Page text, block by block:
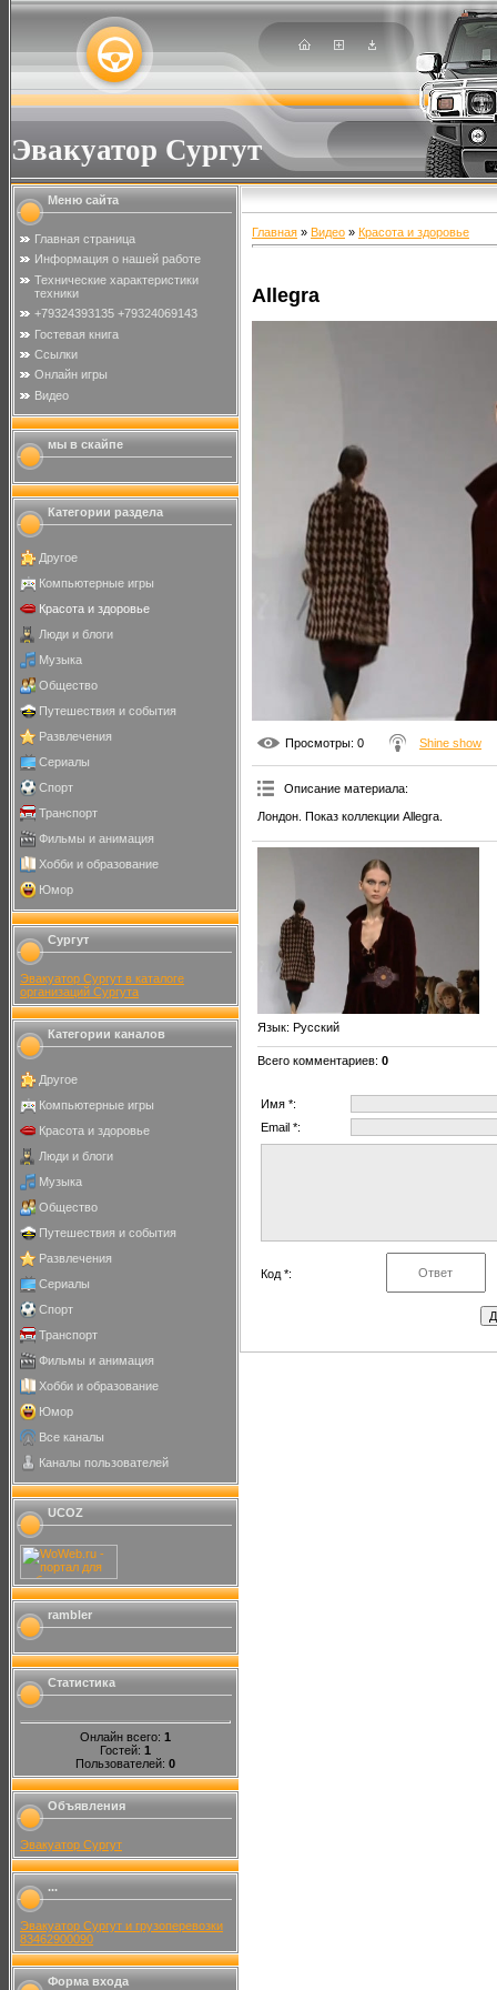
Эвакуатор Сургут
Меню сайта
Главная страница
Информация о нашей работе
Технические характеристики
техники
+79324393135 +79324069143
Гостевая книга
Ссылки
Онлайн игры
Видео
мы в скайпе
Категории раздела
Другое
Компьютерные игры
Красота и здоровье
Люди и блоги
Музыка
Общество
Путешествия и события
Развлечения
Сериалы
Спорт
Транспорт
Фильмы и анимация
Хобби и образование
Юмор
Сургут
Эвакуатор Сургут в каталоге
организаций Сургута
Категории каналов
Другое
Компьютерные игры
Красота и здоровье
Люди и блоги
Музыка
Общество
Путешествия и события
Развлечения
Сериалы
Спорт
Транспорт
Фильмы и анимация
Хобби и образование
Юмор
Все каналы
Каналы пользователей
UCOZ
rambler
Статистика
Онлайн всего: 1
Гостей: 1
Пользователей: 0
Объявления
Эвакуатор Сургут
...
Эвакуатор Сургут и грузоперевозки
83462900090
Форма входа
Главная » Видео » Красота и здоровье
Allegra
Просмотры: 0 Shine show
Описание материала:
Лондон. Показ коллекции Allegra.
Язык: Русский
Всего комментариев: 0
Имя *:
Email *:
Код *: